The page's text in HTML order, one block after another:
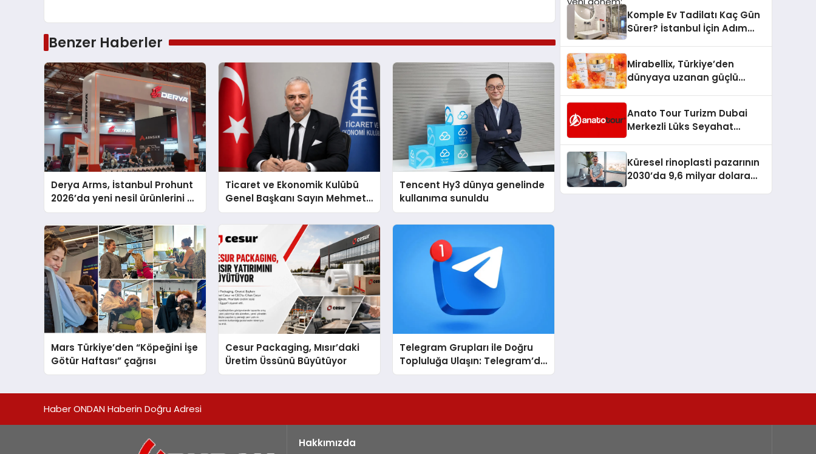
Benzer Haberler
Derya Arms, İstanbul Prohunt
2026’da yeni nesil ürünlerini ve
global marka vizyonunu
sergiledi
Ticaret ve Ekonomik Kulübü
Genel Başkanı Sayın Mehmet
Ulutaş, ekonomiye dair yaptığı
açıklamada şunları kaydetti:
Tencent Hy3 dünya genelinde
kullanıma sunuldu
Mars Türkiye’den “Köpeğini İşe
Götür Haftası” çağrısı
Cesur Packaging, Mısır’daki
Üretim Üssünü Büyütüyor
Telegram Grupları ile Doğru
Topluluğa Ulaşın: Telegram’da
Aradığınız Topluluğa Daha
Komple Ev Tadilatı Kaç Gün
Sürer? İstanbul İçin Adım
Mirabellix, Türkiye’den
dünyaya uzanan güçlü
Anato Tour Turizm Dubai
Merkezli Lüks Seyahat
Küresel rinoplasti pazarının
2030’da 9,6 milyar dolara
Haber ONDAN Haberin Doğru Adresi
Hakkımızda